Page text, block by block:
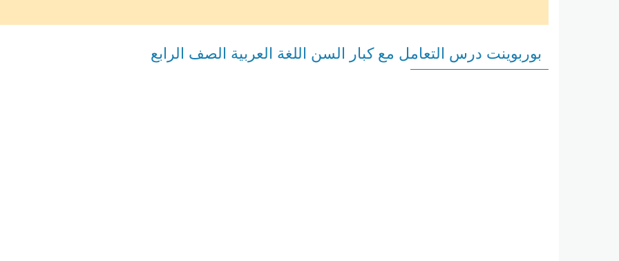
بوربوينت درس التعامل مع كبار السن اللغة العربية الصف الرابع